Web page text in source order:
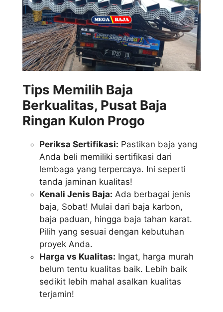
Tips Memilih Baja
Berkualitas, Pusat Baja
Ringan Kulon Progo
Periksa Sertifikasi: Pastikan baja yang
Anda beli memiliki sertifikasi dari
lembaga yang terpercaya. Ini seperti
tanda jaminan kualitas!
Kenali Jenis Baja: Ada berbagai jenis
baja, Sobat! Mulai dari baja karbon,
baja paduan, hingga baja tahan karat.
Pilih yang sesuai dengan kebutuhan
proyek Anda.
Harga vs Kualitas: Ingat, harga murah
belum tentu kualitas baik. Lebih baik
sedikit lebih mahal asalkan kualitas
terjamin!